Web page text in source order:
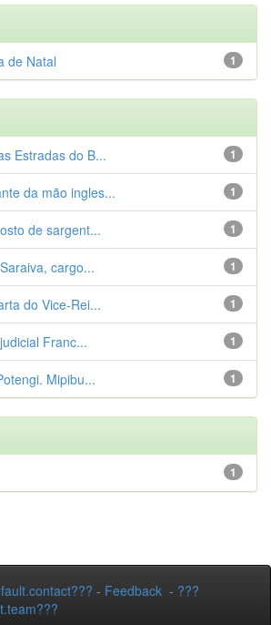
1
de Natal
1
Estradas do B...
1
da mão ingles...
1
de sargent...
1
cargo...
1
do Vice-Rei...
1
Franc...
1
Mipibu...
1
- Feedback - ???